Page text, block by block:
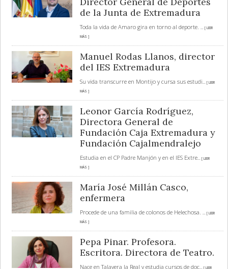
de la Junta de Extremadura
Toda la vida de Amaro gira en torno al deporte. ... [ LEER
MÁS ]
Manuel Rodas Llanos, director
del IES Extremadura
Su vida transcurre en Montijo y cursa sus estudi... [ LEER
MÁS ]
Leonor García Rodríguez,
Directora General de
Fundación Caja Extremadura y
Fundación Cajalmendralejo
Estudia en el CP Padre Manjón y en el IES Extre... [ LEER
MÁS ]
María José Millán Casco,
enfermera
Procede de una familia de colonos de Helechosa. ... [ LEER
MÁS ]
Pepa Pinar. Profesora.
Escritora. Directora de Teatro.
Nace en Talavera la Real y estudia cursos de doc... [ LEER